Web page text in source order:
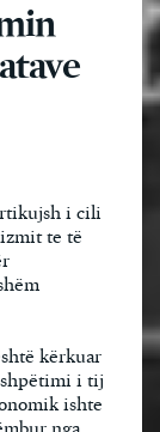
i cili
te të
kërkuar
i tij
ishte